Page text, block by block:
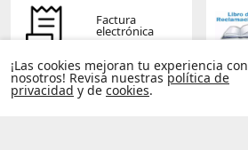
Factura
electrónica
Términos y
Platanitos Favoritos
¡Las cookies mejoran tu experiencia con
nosotros! Revisa nuestras política de
privacidad y de cookies.